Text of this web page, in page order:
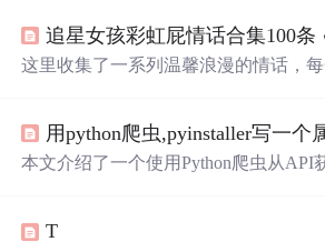
追星女孩彩虹屁情话合集100条
这里收集了一系列温馨浪漫的情话，
本文介绍了一个使用Python爬虫从API
T